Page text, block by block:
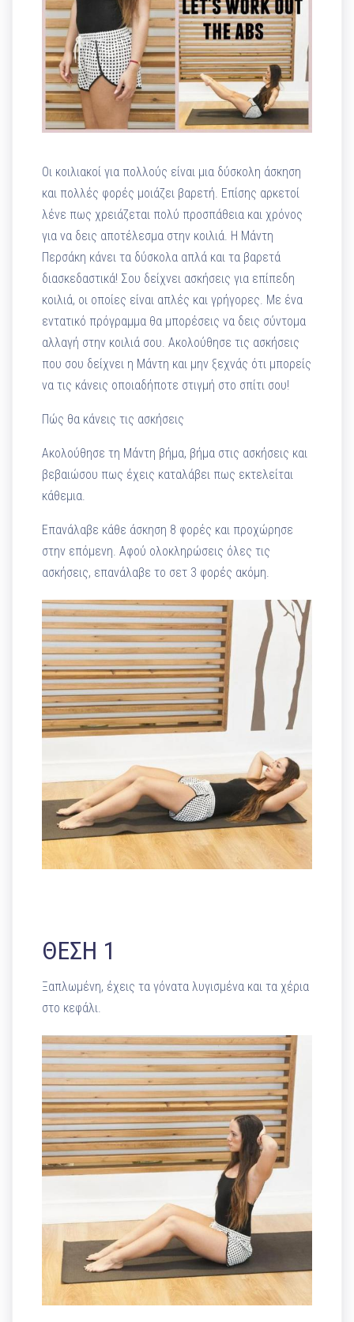
Οι κοιλιακοί για πολλούς είναι μια δύσκολη άσκηση
και πολλές φορές μοιάζει βαρετή. Επίσης αρκετοί
λένε πως χρειάζεται πολύ προσπάθεια και χρόνος
για να δεις αποτέλεσμα στην κοιλιά. Η Μάντη
Περσάκη κάνει τα δύσκολα απλά και τα βαρετά
διασκεδαστικά! Σου δείχνει ασκήσεις για επίπεδη
κοιλιά, οι οποίες είναι απλές και γρήγορες. Με ένα
εντατικό πρόγραμμα θα μπορέσεις να δεις σύντομα
αλλαγή στην κοιλιά σου. Ακολούθησε τις ασκήσεις
που σου δείχνει η Μάντη και μην ξεχνάς ότι μπορείς
να τις κάνεις οποιαδήποτε στιγμή στο σπίτι σου!
Πώς θα κάνεις τις ασκήσεις
Ακολούθησε τη Μάντη βήμα, βήμα στις ασκήσεις και
βεβαιώσου πως έχεις καταλάβει πως εκτελείται
κάθεμια.
Επανάλαβε κάθε άσκηση 8 φορές και προχώρησε
στην επόμενη. Αφού ολοκληρώσεις όλες τις
ασκήσεις, επανάλαβε το σετ 3 φορές ακόμη.
ΘΕΣΗ 1
Ξαπλωμένη, έχεις τα γόνατα λυγισμένα και τα χέρια
στο κεφάλι.